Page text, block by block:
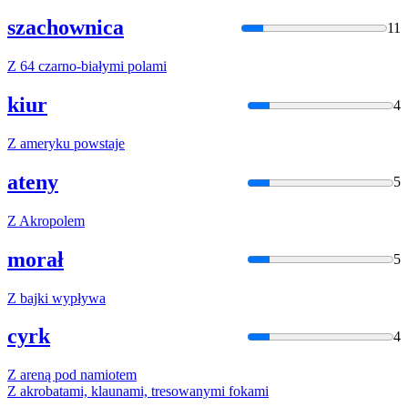
szachownica 11
Z 64 czarno-białymi polami
kiur 4
Z ameryku powstaje
ateny 5
Z Akropolem
morał 5
Z bajki wypływa
cyrk 4
Z areną pod namiotem
Z akrobatami, klaunami, tresowanymi fokami